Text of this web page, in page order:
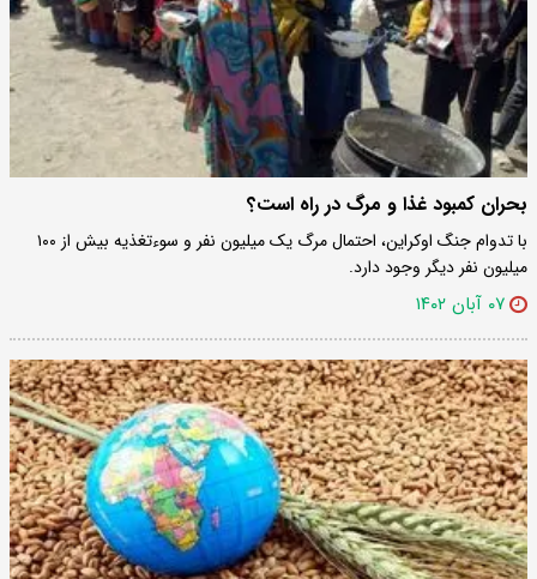
بحران کمبود غذا و مرگ در راه است؟
با تدوام جنگ اوکراین، احتمال مرگ یک میلیون نفر و سوءتغذیه بیش از ۱۰۰
میلیون نفر دیگر وجود دارد.
۰۷ آبان ۱۴۰۲